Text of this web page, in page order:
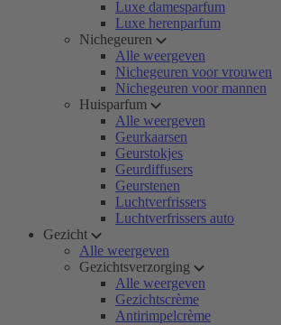
Luxe damesparfum
Luxe herenparfum
Nichegeuren
Alle weergeven
Nichegeuren voor vrouwen
Nichegeuren voor mannen
Huisparfum
Alle weergeven
Geurkaarsen
Geurstokjes
Geurdiffusers
Geurstenen
Luchtverfrissers
Luchtverfrissers auto
Gezicht
Alle weergeven
Gezichtsverzorging
Alle weergeven
Gezichtscrème
Antirimpelcrème